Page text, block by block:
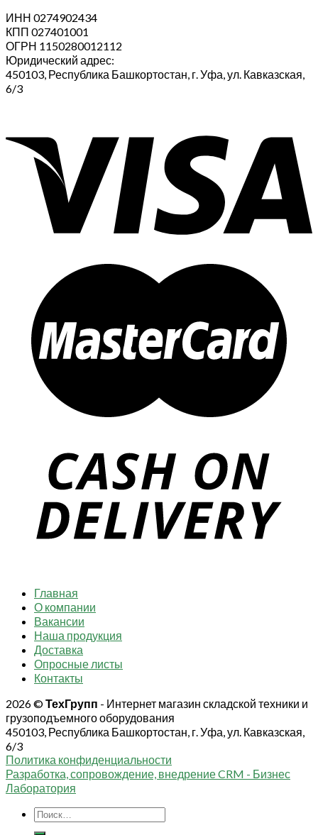
ИНН 0274902434
КПП 027401001
ОГРН 1150280012112
Юридический адрес:
450103, Республика Башкортостан, г. Уфа, ул. Кавказская,
6/3
Главная
О компании
Вакансии
Наша продукция
Доставка
Опросные листы
Контакты
2026 ©ТехГрупп - Интернет магазин складской техники и
грузоподъемного оборудования
450103, Республика Башкортостан, г. Уфа, ул. Кавказская,
6/3
Политика конфиденциальности
Разработка, сопровождение, внедрение CRM - Бизнес
Лаборатория
Искать: